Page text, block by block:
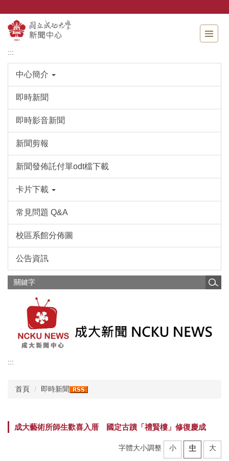
主
要
內
:::
中心簡介
即時新聞
即時影音新聞
新聞剪報
新聞發佈託付單odt檔下載
卡片下載
常見問題 Q&A
校區系館分佈圖
公告資訊
:::
首頁 即時新聞
成大藝術所師生歡喜入厝 國定古蹟「禮賢樓」修復慶成
字體大小調整 小 中 大